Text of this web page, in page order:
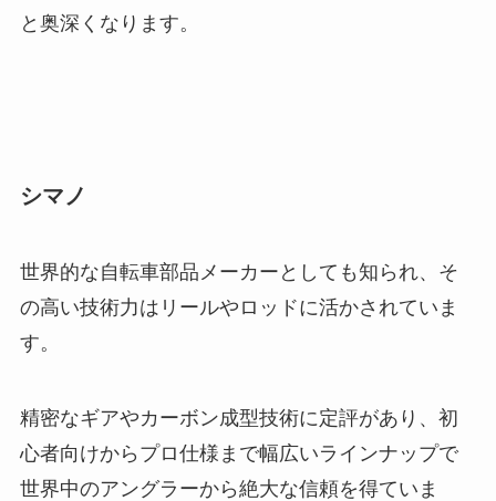
と奥深くなります。
シマノ
世界的な自転車部品メーカーとしても知られ、そ
の高い技術力はリールやロッドに活かされていま
す。
精密なギアやカーボン成型技術に定評があり、初
心者向けからプロ仕様まで幅広いラインナップで
世界中のアングラーから絶大な信頼を得ていま